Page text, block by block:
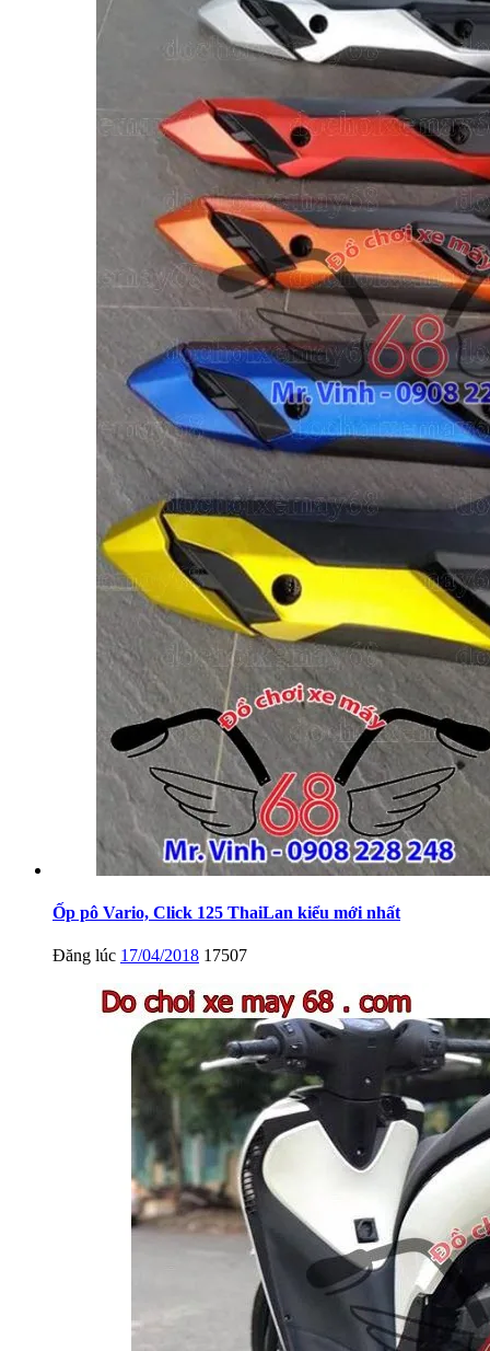
Ốp pô Vario, Click 125 ThaiLan kiểu mới nhất
Đăng lúc 17/04/2018 17507